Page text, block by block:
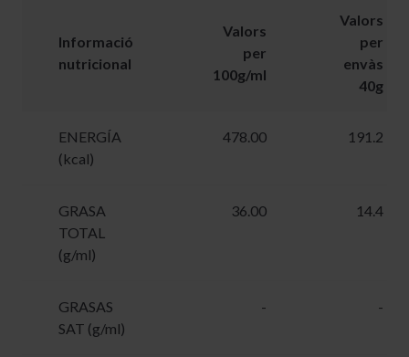
Informació
nutricional
Valors
per
100g/ml
Valors
per
envàs
40g
ENERGÍA
(kcal)
478.00 191.2
GRASA
TOTAL
(g/ml)
36.00 14.4
GRASAS
SAT (g/ml)
- -